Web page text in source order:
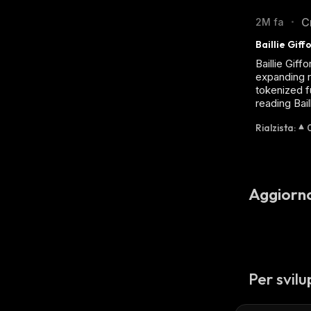
2M fa •
Baillie
Baillie
expanding
tokenized
reading
Rialzista:
Per